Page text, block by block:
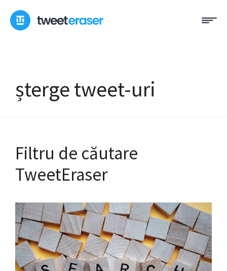
conținut
șterge tweet-uri
Filtru de căutare
TweetEraser